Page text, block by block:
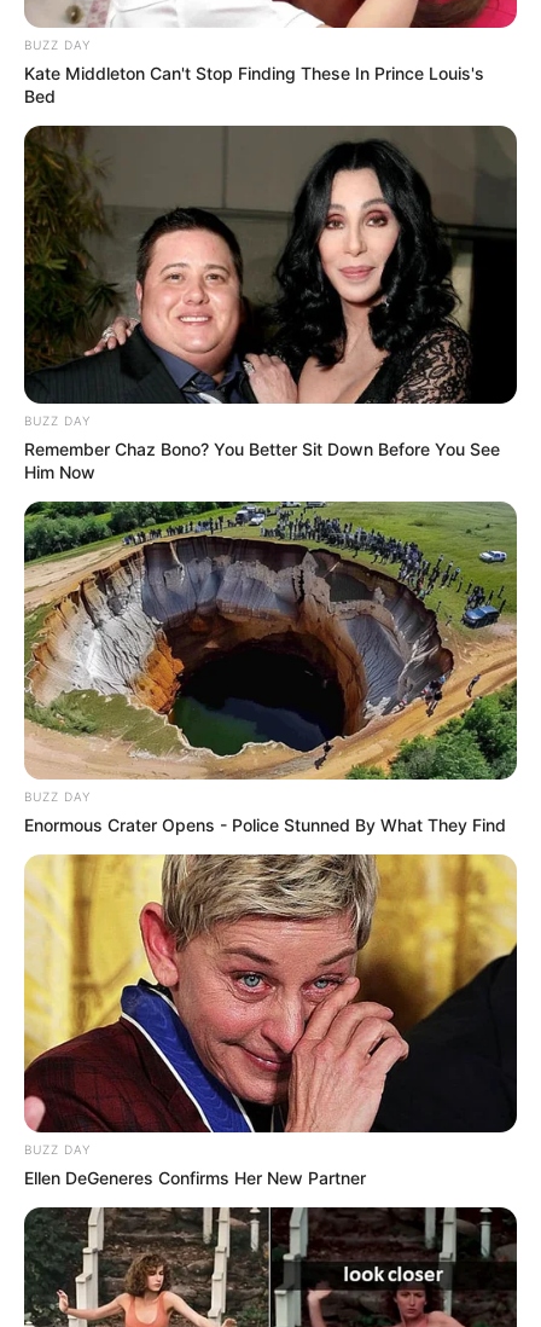
BUZZ DAY
Kate Middleton Can't Stop Finding These In Prince Louis's
Bed
BUZZ DAY
Remember Chaz Bono? You Better Sit Down Before You See
Him Now
BUZZ DAY
Enormous Crater Opens - Police Stunned By What They Find
BUZZ DAY
Ellen DeGeneres Confirms Her New Partner